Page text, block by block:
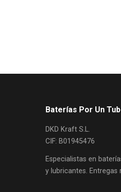
Baterías Por Un
DKD Kraft S.L.
CIF: B01945476
Especialistas en
y lubricantes. Entregas